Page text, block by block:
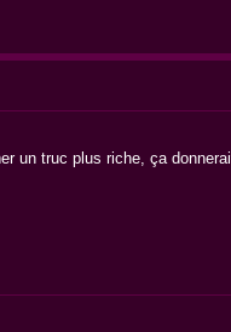
un truc plus riche, ça